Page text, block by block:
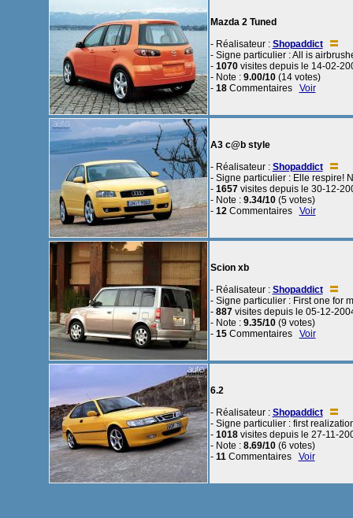
Mazda 2 Tuned
- Réalisateur : Shopaddict
- Signe particulier : All is
- 1070visites depuis le 14-02-
- Note : 9.00/10(14 votes)
- 18Commentaires Voir
A3 c@b style
- Réalisateur : Shopaddict
- Signe particulier : Elle respire!
- 1657visites depuis le 30-12-
- Note : 9.34/10(5 votes)
- 12Commentaires Voir
Scion xb
- Réalisateur : Shopaddict
- Signe particulier : First one for
- 887visites depuis le 05-12-
- Note : 9.35/10(9 votes)
- 15Commentaires Voir
6.2
- Réalisateur : Shopaddict
- Signe particulier : first
- 1018visites depuis le 27-11-
- Note : 8.69/10(6 votes)
- 11Commentaires Voir